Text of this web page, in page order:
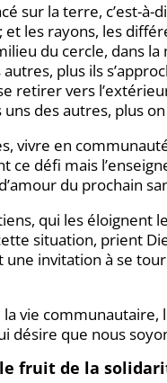
sur la terre, c’est-
les rayons, les
du cercle, dans
plus ils
retirer vers
des autres, plus
vivre en
ce défi mais
du prochain
qui les éloignent
situation, prient
une invitation à se
la vie
désire que nous
fruit de la